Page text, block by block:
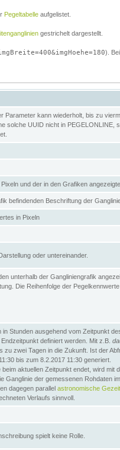
Pegeltabelle aufgelistet.
gestrichelt dargestellt.
).
Parameter kann wiederholt, bis zu
solche UUID nicht in PEGELONLINE,
und der in den Grafiken
befindenden Beschriftung der
in Pixeln
oder untereinander.
unterhalb der Gangliniengrafik
Die Reihenfolge der
Stunden ausgehend vom Zeitpunkt
definiert werden. Mit z.B.
zu zwei Tagen in die Zukunft. Ist der
bis zum 8.2.2017 11:30 generiert.
aktuellen Zeitpunkt endet, wird mit
Ganglinie der gemessenen Rohdaten
dagegen parallel astronomische
Verlaufs sinnvoll.
spielt keine Rolle.